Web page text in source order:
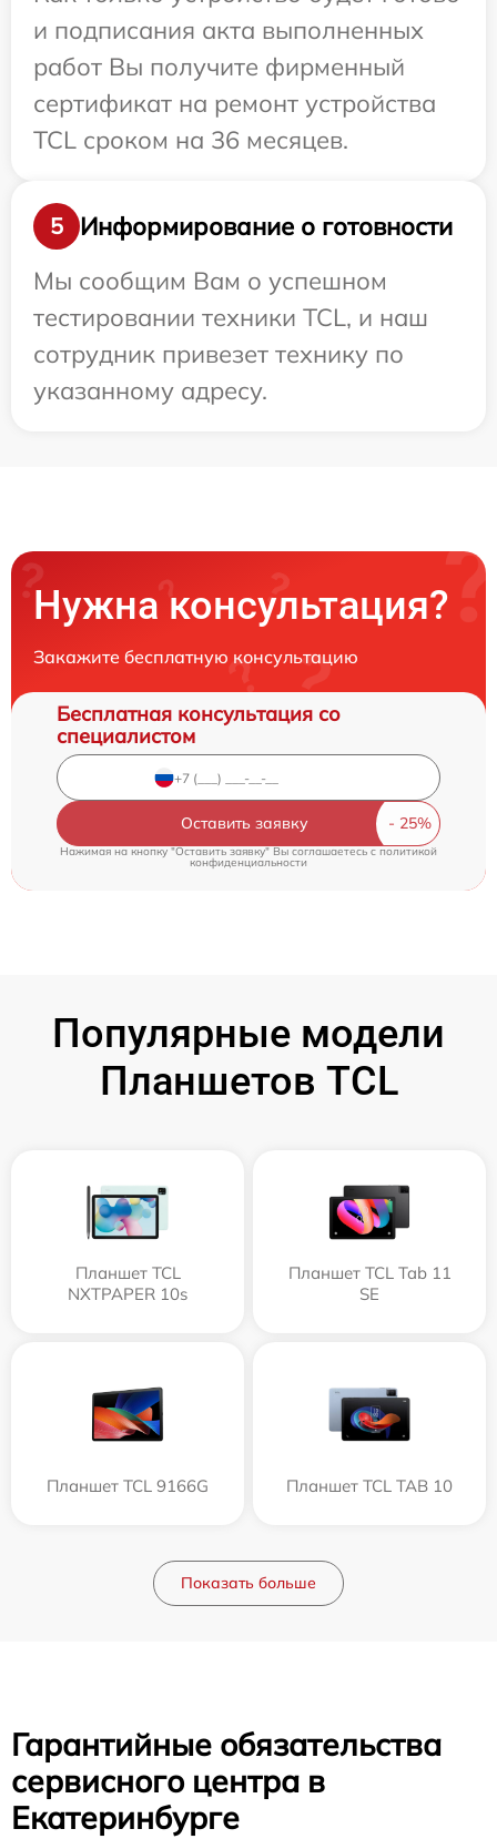
и подписания акта выполненных
работ Вы получите фирменный
сертификат на ремонт устройства
TCL сроком на 36 месяцев.
5
Информирование о готовности
Мы сообщим Вам о успешном
тестировании техники TCL, и наш
сотрудник привезет технику по
указанному адресу.
Нужна консультация?
Закажите бесплатную консультацию
Бесплатная консультация со
специалистом
Оставить заявку
Нажимая на кнопку "Оставить заявку" Вы соглашаетесь c политикой
конфиденциальности
Популярные модели
Планшетов TCL
Планшет TCL
NXTPAPER 10s
Планшет TCL Tab 11
SE
Планшет TCL 9166G Планшет TCL TAB 10
Показать больше
Гарантийные обязательства
сервисного центра в
Екатеринбурге